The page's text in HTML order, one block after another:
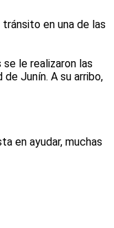
en una de las
le realizaron las
Junín. A su arribo,
en ayudar, muchas